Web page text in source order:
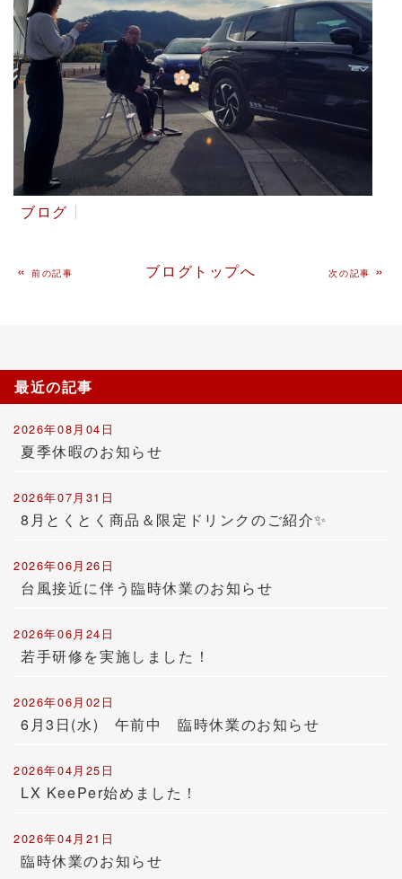
ブログ
«前の記事 ブログトップへ 次の記事 »
最近の記事
2026年08月04日
夏季休暇のお知らせ
2026年07月31日
8月とくとく商品＆限定ドリンクのご紹介✨
2026年06月26日
台風接近に伴う臨時休業のお知らせ
2026年06月24日
若手研修を実施しました！
2026年06月02日
6月3日(水) 午前中 臨時休業のお知らせ
2026年04月25日
LX KeePer始めました！
2026年04月21日
臨時休業のお知らせ